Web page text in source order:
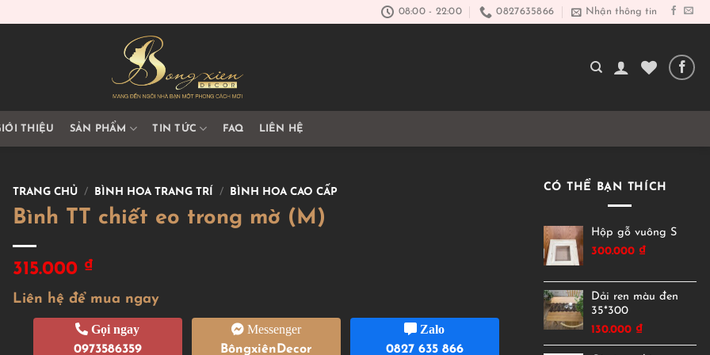
08:00 - 22:00 0827635866 Nhận thông tin
THIỆU SẢN PHẨM TIN TỨC FAQ LIÊN HỆ
TRANG CHỦ / BÌNH HOA TRANG TRÍ / BÌNH HOA CAO CẤP
Bình TT chiết eo trong mờ (M)
315.000 ₫
Liên hệ để mua ngay
Gọi ngay
0973586359
Messenger
BôngxiênDecor
Zalo
0827 635 866
CÓ THỂ BẠN THÍCH
Hộp gỗ vuông S
300.000 ₫
Dải ren màu đen
35*300
130.000 ₫